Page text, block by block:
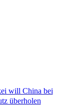
will China bei
überholen